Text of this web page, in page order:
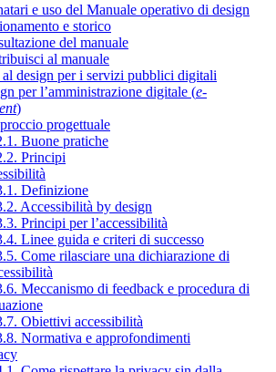
e uso del Manuale operativo di design
e storico
del manuale
al manuale
design per i servizi pubblici digitali
per l’amministrazione digitale (e-
)
progettuale
Buone pratiche
Principi
Definizione
Accessibilità by design
Principi per l’accessibilità
Linee guida e criteri di successo
Come rilasciare una dichiarazione di
Meccanismo di feedback e procedura di
Obiettivi accessibilità
Normativa e approfondimenti